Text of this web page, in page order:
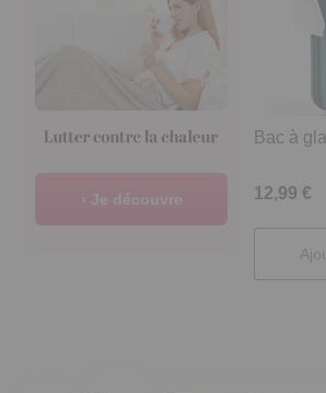
› Je découvre
Bac à
12,99 €